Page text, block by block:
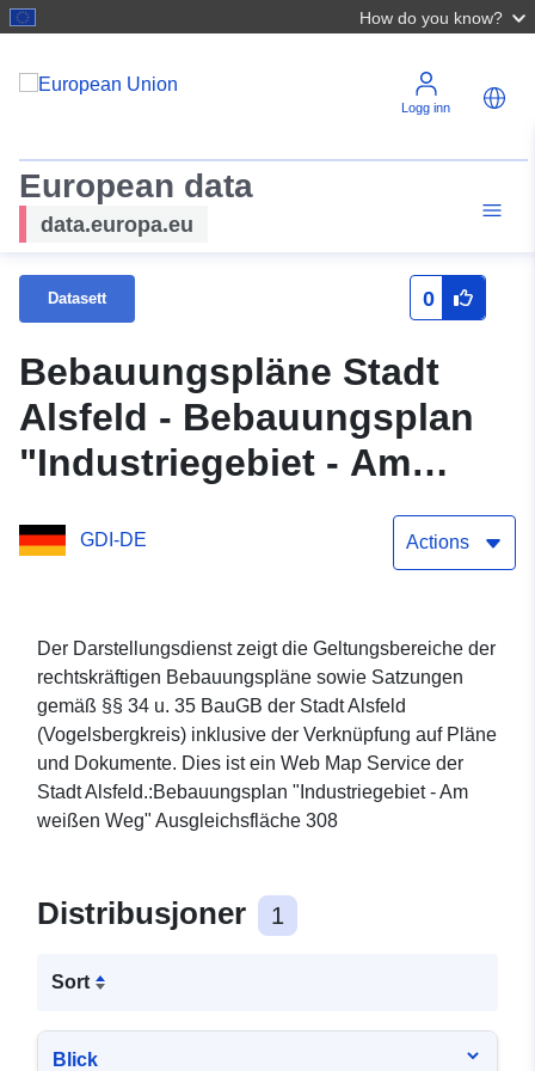
How do you know?
Logg inn
European data
data.europa.eu
Datasett 0
Bebauungspläne Stadt
Alsfeld - Bebauungsplan
"Industriegebiet - Am
Ausgleichsfläche 308
GDI-DE Actions
Der Darstellungsdienst zeigt die Geltungsbereiche der
rechtskräftigen Bebauungspläne sowie Satzungen
gemäß §§ 34 u. 35 BauGB der Stadt Alsfeld
(Vogelsbergkreis) inklusive der Verknüpfung auf Pläne
und Dokumente. Dies ist ein Web Map Service der
Stadt Alsfeld.:Bebauungsplan "Industriegebiet - Am
weißen Weg" Ausgleichsfläche 308
Distribusjoner 1
Sort
Blick